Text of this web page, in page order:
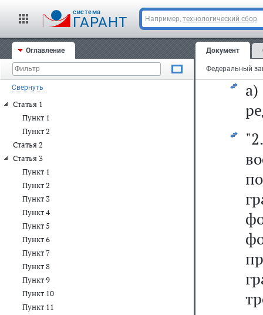
cистема
ГАРАНТ Например, технологический сбор
Оглавление
Свернуть
Статья 1
Пункт 1
Пункт 2
Статья 2
Статья 3
Пункт 1
Пункт 2
Пункт 3
Пункт 4
Пункт 5
Пункт 6
Пункт 7
Пункт 8
Пункт 9
Пункт 10
Пункт 11
Документ